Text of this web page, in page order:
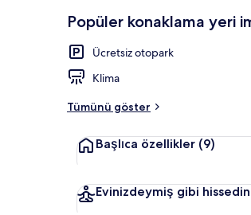
favorisi
Popüler konaklama yeri
Ücretsiz otopark
Klima
Tümünü göster
Başlıca özellikler (9)
Evinizdeymiş gibi hissedin